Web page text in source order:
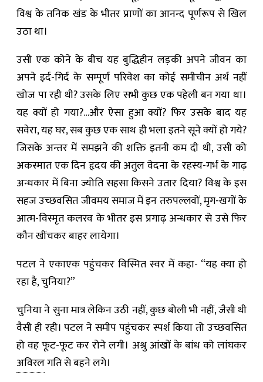
विश्व के तनिक खंड के भीतर प्राणों का आनन्द पूर्णरूप से खिल
उठा था।
उसी एक कोने के बीच यह बुद्धिहीन लड़की अपने जीवन का
अपने इर्द-गिर्द के सम्पूर्ण परिवेश का कोई समीचीन अर्थ नहीं
खोज पा रही थी? उसके लिए सभी कुछ एक पहेली बन गया था।
यह क्यों हो गया?…और ऐसा हुआ क्यों? फिर उसके बाद यह
सवेरा, यह घर, सब कुछ एक साथ ही भला इतने सूने क्यों हो गये?
जिसके अन्तर में समझने की शक्ति इतनी कम दी थी, उसी को
अकस्मात एक दिन हृदय की अतुल वेदना के रहस्य-गर्भ के गाढ़
अन्धकार में बिना ज्योति सहसा किसने उतार दिया? विश्व के इस
सहज उच्छवसित जीवमय समाज में इन तरुपल्लवों, मृग-खगों के
आत्म-विस्मृत कलरव के भीतर इस प्रगाढ़ अन्धकार से उसे फिर
कौन खींचकर बाहर लायेगा।
पटल ने एकाएक पहुंचकर विस्मित स्वर में कहा- “यह क्या हो
रहा है, चुनिया?”
चुनिया ने सुना मात्र लेकिन उठी नहीं, कुछ बोली भी नहीं, जैसी थी
वैसी ही रही। पटल ने समीप पहुंचकर स्पर्श किया तो उच्छवसित
हो वह फूट-फूट कर रोने लगी। अश्रु आंखों के बांध को लांघकर
अविरलगति से बहने लगे।